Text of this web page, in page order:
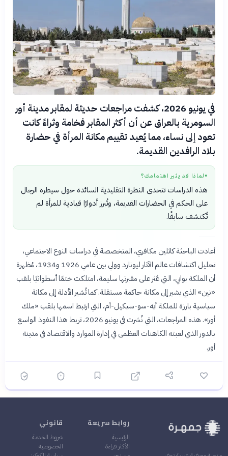
في يونيو 2026، كشفت مراجعات حديثة لمقابر مدينة أور
السومرية بالعراق عن أن أكثر المقابر فخامة وثراءً كانت
تعود إلى نساء، مما يُعيد تقييم مكانة المرأة في حضارة
بلاد الرافدين القديمة.
● لماذا قد يثير اهتمامك؟
هذه الدراسات تتحدى النظرة التقليدية السائدة حول سيطرة الرجال
على الحكم في الحضارات القديمة، وتُبرز أدوارًا قيادية للمرأة لم
تُكتشف سابقًا.
أعادت الباحثة كاثلين مكافري، المتخصصة في دراسات النوع الاجتماعي،
تحليل اكتشافات عالم الآثار ليونارد وولي بين عامي 1926 و1934، مُظهرة
أن الملكة بوابي، التي عُثر على مقبرتها سليمة، امتلكت ختمًا أسطوانيًا بلقب
«نين» الذي يشير إلى مكانة حاكمة مستقلة. كما تُشير الأدلة إلى مكانة
سياسية بارزة للملكة أيه-سو-سيكيل-أم، التي ارتبط اسمها بلقب «ملك
أور». هذه المراجعات، التي نُشرت في يونيو 2026، تربط هذا النفوذ الواسع
بالدور الذي لعبته الكاهنات العظمى في إدارة الموارد والاقتصاد في مدينة
أور.
روابط سريعة
الرئيسية
الأكثر قراءة
قانوني
شروط الخدمة
الخصوصية